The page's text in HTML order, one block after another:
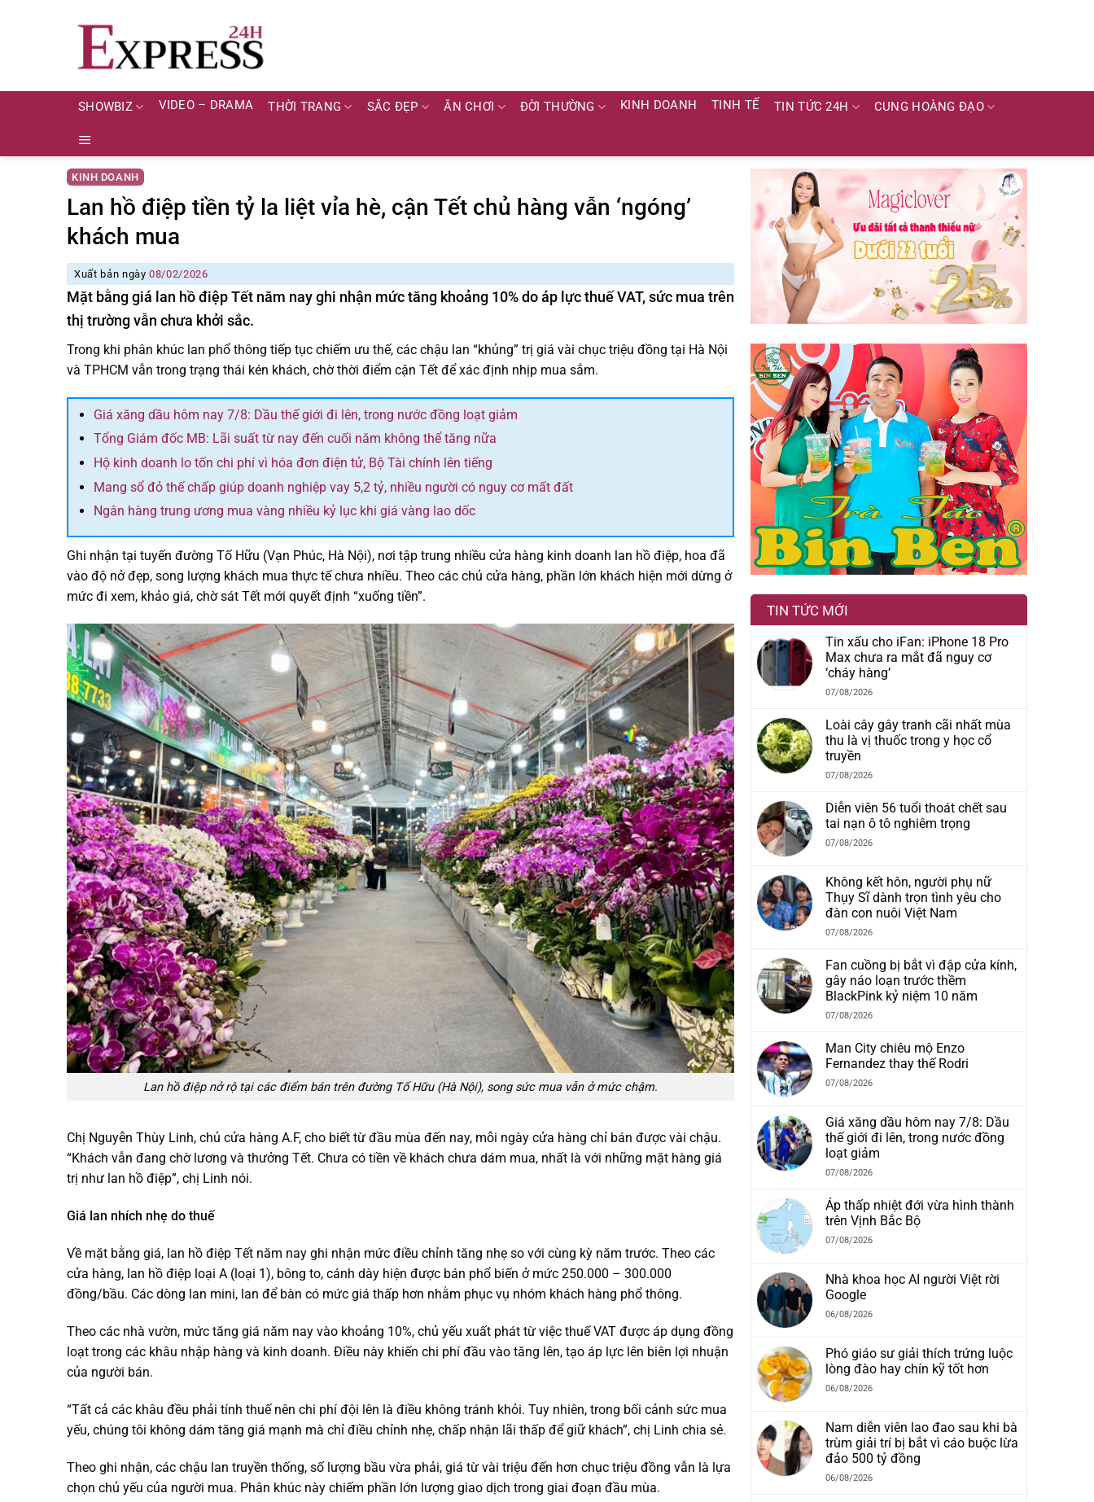
SHOWBIZ VIDEO – DRAMA THỜI TRANG SẮC ĐẸP ĂN CHƠI ĐỜI THƯỜNG KINH DOANH TINH TẾ TIN TỨC 24H CUNG HOÀNG ĐẠO
KINH DOANH
Lan hồ điệp tiền tỷ la liệt vỉa hè, cận Tết chủ hàng vẫn ‘ngóng’
khách mua
Xuất bản ngày08/02/2026
Mặt bằng giá lan hồ điệp Tết năm nay ghi nhận mức tăng khoảng 10% do áp lực thuế VAT, sức mua trên
thị trường vẫn chưa khởi sắc.
Trong khi phân khúc lan phổ thông tiếp tục chiếm ưu thế, các chậu lan “khủng” trị giá vài chục triệu đồng tại Hà Nội
và TPHCM vẫn trong trạng thái kén khách, chờ thời điểm cận Tết để xác định nhịp mua sắm.
Giá xăng dầu hôm nay 7/8: Dầu thế giới đi lên, trong nước đồng loạt giảm
Tổng Giám đốc MB: Lãi suất từ nay đến cuối năm không thể tăng nữa
Hộ kinh doanh lo tốn chi phí vì hóa đơn điện tử, Bộ Tài chính lên tiếng
Mang sổ đỏ thế chấp giúp doanh nghiệp vay 5,2 tỷ, nhiều người có nguy cơ mất đất
Ngân hàng trung ương mua vàng nhiều kỷ lục khi giá vàng lao dốc
Ghi nhận tại tuyến đường Tố Hữu (Vạn Phúc, Hà Nội), nơi tập trung nhiều cửa hàng kinh doanh lan hồ điệp, hoa đã
vào độ nở đẹp, song lượng khách mua thực tế chưa nhiều. Theo các chủ cửa hàng, phần lớn khách hiện mới dừng ở
mức đi xem, khảo giá, chờ sát Tết mới quyết định “xuống tiền”.
Lan hồ điệp nở rộ tại các điểm bán trên đường Tố Hữu (Hà Nội), song sức mua vẫn ở mức chậm.
Chị Nguyễn Thùy Linh, chủ cửa hàng A.F, cho biết từ đầu mùa đến nay, mỗi ngày cửa hàng chỉ bán được vài chậu.
“Khách vẫn đang chờ lương và thưởng Tết. Chưa có tiền về khách chưa dám mua, nhất là với những mặt hàng giá
trị như lan hồ điệp”, chị Linh nói.
Giá lan nhích nhẹ do thuế
Về mặt bằng giá, lan hồ điệp Tết năm nay ghi nhận mức điều chỉnh tăng nhẹ so với cùng kỳ năm trước. Theo các
cửa hàng, lan hồ điệp loại A (loại 1), bông to, cánh dày hiện được bán phổ biến ở mức 250.000 – 300.000
đồng/bầu. Các dòng lan mini, lan để bàn có mức giá thấp hơn nhằm phục vụ nhóm khách hàng phổ thông.
Theo các nhà vườn, mức tăng giá năm nay vào khoảng 10%, chủ yếu xuất phát từ việc thuế VAT được áp dụng đồng
loạt trong các khâu nhập hàng và kinh doanh. Điều này khiến chi phí đầu vào tăng lên, tạo áp lực lên biên lợi nhuận
của người bán.
“Tất cả các khâu đều phải tính thuế nên chi phí đội lên là điều không tránh khỏi. Tuy nhiên, trong bối cảnh sức mua
yếu, chúng tôi không dám tăng giá mạnh mà chỉ điều chỉnh nhẹ, chấp nhận lãi thấp để giữ khách”, chị Linh chia sẻ.
Theo ghi nhận, các chậu lan truyền thống, số lượng bầu vừa phải, giá từ vài triệu đến hơn chục triệu đồng vẫn là lựa
chọn chủ yếu của người mua. Phân khúc này chiếm phần lớn lượng giao dịch trong giai đoạn đầu mùa.
TIN TỨC MỚI
Tin xấu cho iFan: iPhone 18 Pro
Max chưa ra mắt đã nguy cơ
‘cháy hàng’
07/08/2026
Loài cây gây tranh cãi nhất mùa
thu là vị thuốc trong y học cổ
truyền
07/08/2026
Diễn viên 56 tuổi thoát chết sau
tai nạn ô tô nghiêm trọng
07/08/2026
Không kết hôn, người phụ nữ
Thụy Sĩ dành trọn tình yêu cho
đàn con nuôi Việt Nam
07/08/2026
Fan cuồng bị bắt vì đập cửa kính,
gây náo loạn trước thềm
BlackPink kỷ niệm 10 năm
07/08/2026
Man City chiêu mộ Enzo
Fernandez thay thế Rodri
07/08/2026
Giá xăng dầu hôm nay 7/8: Dầu
thế giới đi lên, trong nước đồng
loạt giảm
07/08/2026
Áp thấp nhiệt đới vừa hình thành
trên Vịnh Bắc Bộ
07/08/2026
Nhà khoa học AI người Việt rời
Google
06/08/2026
Phó giáo sư giải thích trứng luộc
lòng đào hay chín kỹ tốt hơn
06/08/2026
Nam diễn viên lao đao sau khi bà
trùm giải trí bị bắt vì cáo buộc lừa
đảo 500 tỷ đồng
06/08/2026